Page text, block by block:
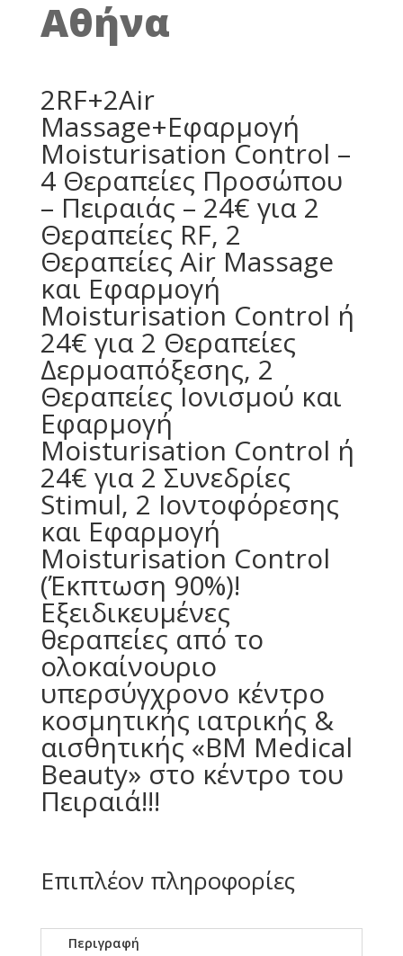
Αθήνα
2RF+2Air
Massage+Εφαρμογή
Moisturisation Control –
4 Θεραπείες Προσώπου
– Πειραιάς – 24€ για 2
Θεραπείες RF, 2
Θεραπείες Air Massage
και Εφαρμογή
Moisturisation Control ή
24€ για 2 Θεραπείες
Δερμοαπόξεσης, 2
Θεραπείες Ιονισμού και
Εφαρμογή
Moisturisation Control ή
24€ για 2 Συνεδρίες
Stimul, 2 Ιοντοφόρεσης
και Εφαρμογή
Moisturisation Control
(Έκπτωση 90%)!
Εξειδικευμένες
θεραπείες από το
ολοκαίνουριο
υπερσύγχρονο κέντρο
κοσμητικής ιατρικής &
αισθητικής «BM Medical
Beauty» στο κέντρο του
Πειραιά!!!
Επιπλέον πληροφορίες
Περιγραφή